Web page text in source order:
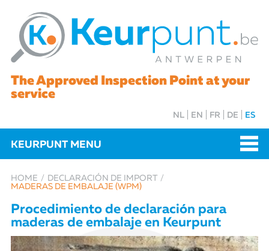
The Approved Inspection Point at your
service
NL EN FR DE ES
KEURPUNT MENU
HOME DECLARACIÓN DE IMPORT
MADERAS DE EMBALAJE (WPM)
Procedimiento de declaración para
maderas de embalaje en Keurpunt